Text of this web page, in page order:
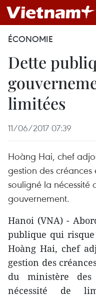
ÉCONOMIE
Dette
limitées
11/06/2017 07:39
Hoàng Hai, chef
gestion des créances
souligné la nécessité
gouvernement.
Hanoi (VNA) -
publique qui
Hoàng Hai, chef
gestion des
du ministère
nécessité de